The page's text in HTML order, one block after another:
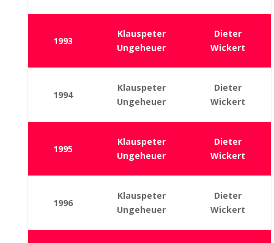
1993
Klauspeter
Ungeheuer
Dieter
Wickert
1994
Klauspeter
Ungeheuer
Dieter
Wickert
1995
Klauspeter
Ungeheuer
Dieter
Wickert
1996
Klauspeter
Ungeheuer
Dieter
Wickert